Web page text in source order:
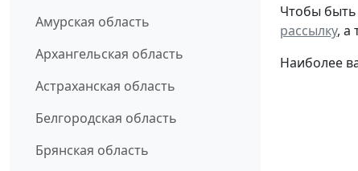
Амурская область
Архангельская область
Астраханская область
Белгородская область
Брянская область
Чтобы быть
рассылку, а
Наиболее